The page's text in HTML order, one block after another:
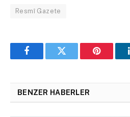
Resmî Gazete
FacebookTwitter Pinterest
BENZER HABERLER